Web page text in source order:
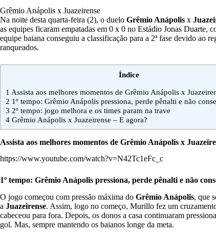
Grêmio Anápolis x Juazeirense
Na noite desta quarta-feira (2), o duelo Grêmio Anápolis x
as equipes ficaram empatadas em 0 x 0 no Estádio Jonas Duarte,
equipe baiana conseguiu a classificação para a 2ª fase devido ao
ranqueados.
Índice
1 Assista aos melhores momentos de Grêmio Anápolis x
2 1º tempo: Grêmio Anápolis pressiona, perde pênalti e não
3 2º tempo: jogo melhora e os times param na trave
4 Grêmio Anápolis x Juazeirense – E agora?
Assista aos melhores momentos de Grêmio Anápolis x
https://www.youtube.com/watch?v=N42Tc1eFc_c
1º tempo: Grêmio Anápolis pressiona, perde pênalti e não
O jogo começou com pressão máxima do Grêmio Anápolis, que
a Juazeirense. Assim, logo no começo, Murillo fez um
cabeceou para fora. Depois, os donos a casa continuaram
gol. Mas, sempre mantendo os baianos longe da meta.